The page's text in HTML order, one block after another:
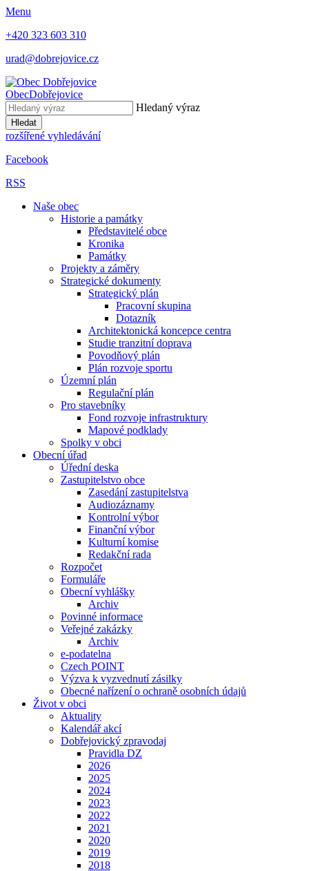
Menu
+420 323 603 310
urad@dobrejovice.cz
ObecDobřejovice
Hledaný výraz
Hledat
rozšířené vyhledávání
Facebook
RSS
Naše obec
Historie a památky
Představitelé obce
Kronika
Památky
Projekty a záměry
Strategické dokumenty
Strategický plán
Pracovní skupina
Dotazník
Architektonická koncepce centra
Studie tranzitní doprava
Povodňový plán
Plán rozvoje sportu
Územní plán
Regulační plán
Pro stavebníky
Fond rozvoje infrastruktury
Mapové podklady
Spolky v obci
Obecní úřad
Úřední deska
Zastupitelstvo obce
Zasedání zastupitelstva
Audiozáznamy
Kontrolní výbor
Finanční výbor
Kulturní komise
Redakční rada
Rozpočet
Formuláře
Obecní vyhlášky
Archiv
Povinné informace
Veřejné zakázky
Archiv
e-podatelna
Czech POINT
Výzva k vyzvednutí zásilky
Obecné nařízení o ochraně osobních údajů
Život v obci
Aktuality
Kalendář akcí
Dobřejovický zpravodaj
Pravidla DZ
2026
2025
2024
2023
2022
2021
2020
2019
2018